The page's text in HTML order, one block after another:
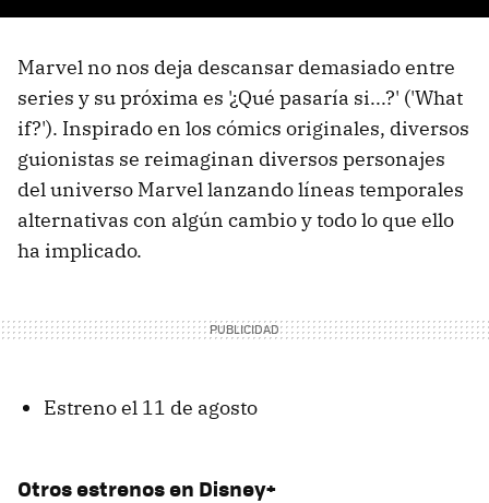
Marvel no nos deja descansar demasiado entre
series y su próxima es '¿Qué pasaría si...?' ('What
if?'). Inspirado en los cómics originales, diversos
guionistas se reimaginan diversos personajes
del universo Marvel lanzando líneas temporales
alternativas con algún cambio y todo lo que ello
ha implicado.
Estreno el 11 de agosto
Otros estrenos en Disney+